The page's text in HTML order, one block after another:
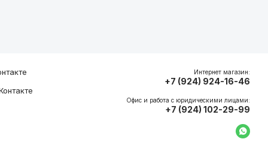
Интернет магазин:
+7 (924) 924-16-46
Офис и работа с юридическими лицами:
+7 (924) 102-29-99